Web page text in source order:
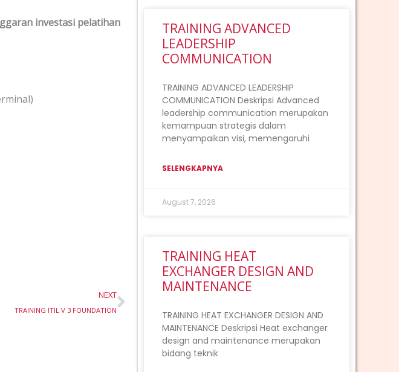
investasi pelatihan
NEXT
TRAINING ITIL V 3 FOUNDATION
Next
TRAINING ADVANCED
LEADERSHIP
COMMUNICATION
TRAINING ADVANCED LEADERSHIP
COMMUNICATION Deskripsi Advanced
leadership communication merupakan
kemampuan strategis dalam
menyampaikan visi, memengaruhi
SELENGKAPNYA
August 7, 2026
TRAINING HEAT
EXCHANGER DESIGN AND
MAINTENANCE
TRAINING HEAT EXCHANGER DESIGN AND
MAINTENANCE Deskripsi Heat exchanger
design and maintenance merupakan
bidang teknik